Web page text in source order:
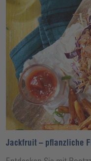
Jackfruit – pflanzliche